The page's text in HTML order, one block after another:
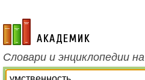
academic.ru
Словари и энциклопедии